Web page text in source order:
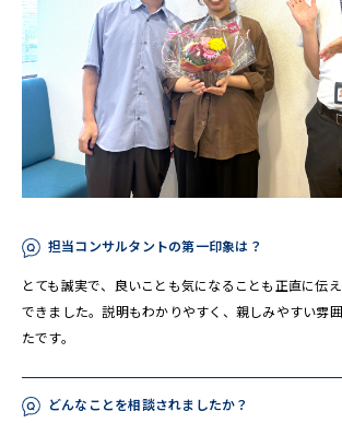
担当コンサルタントの第一印象は？
とても誠実で、良いことも気になることも正直に伝
できました。説明もわかりやすく、親しみやすい雰
たです。
どんなことを相談されましたか？